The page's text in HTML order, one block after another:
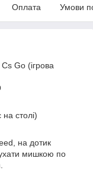
Оплата Умови
Go (ігрова
столі)
на дотик
мишкою по